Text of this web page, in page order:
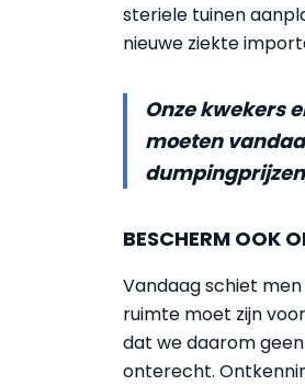
steriele tuinen
nieuwe ziekte
Onze kwekers
moeten
BESCHERM OOK
Vandaag schiet
ruimte moet zijn
dat we daarom
onterecht.